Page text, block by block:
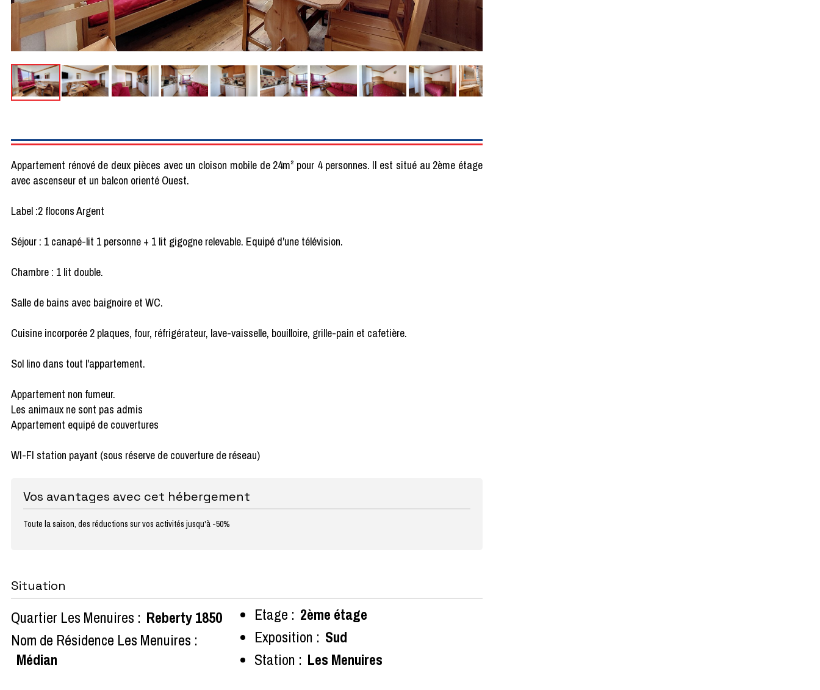
Appartement rénové de deux pièces avec un cloison mobile de 24m² pour 4 personnes. Il est situé au 2ème étage
avec ascenseur et un balcon orienté Ouest.
Label :2 flocons Argent
Séjour : 1 canapé-lit 1 personne + 1 lit gigogne relevable. Equipé d'une télévision.
Chambre : 1 lit double.
Salle de bains avec baignoire et WC.
Cuisine incorporée 2 plaques, four, réfrigérateur, lave-vaisselle, bouilloire, grille-pain et cafetière.
Sol lino dans tout l'appartement.
Appartement non fumeur.
Les animaux ne sont pas admis
Appartement equipé de couvertures
WI-FI station payant (sous réserve de couverture de réseau)
Vos avantages avec cet hébergement
Toute la saison, des réductions sur vos activités jusqu'à -50%
Situation
Quartier Les Menuires : Reberty 1850
Nom de Résidence Les Menuires :
Médian
Etage : 2ème étage
Exposition : Sud
Station : Les Menuires